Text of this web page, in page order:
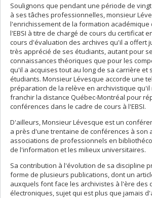
Soulignons que pendant une période de
à ses tâches professionnelles, monsieur
l'enrichissement de la formation académique
l'EBSI à titre de chargé de cours du certificat
cours d'évaluation des archives qu'il a offert
très apprécié de ses étudiants, autant pour
connaissances théoriques que pour les
qu'il a acquises tout au long de sa carrière et
étudiants. Monsieur Lévesque accorde une
préparation de la relève en archivistique qu'il
franchir la distance Québec-Montréal pour
conférences dans le cadre de cours à l'EBSI.
D'ailleurs, Monsieur Lévesque est un
a près d'une trentaine de conférences à son
associations de professionnels en
de l'information et les milieux universitaires.
Sa contribution à l'évolution de sa discipline
forme de plusieurs publications, dont un
auxquels font face les archivistes à l'ère des
électroniques, sujet qui est plus que jamais